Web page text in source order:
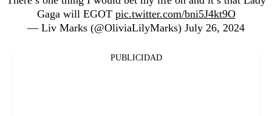
Gaga will EGOT pic.twitter.com/bni5J4kt9O
— Liv Marks (@OliviaLilyMarks) July 26, 2024
PUBLICIDAD